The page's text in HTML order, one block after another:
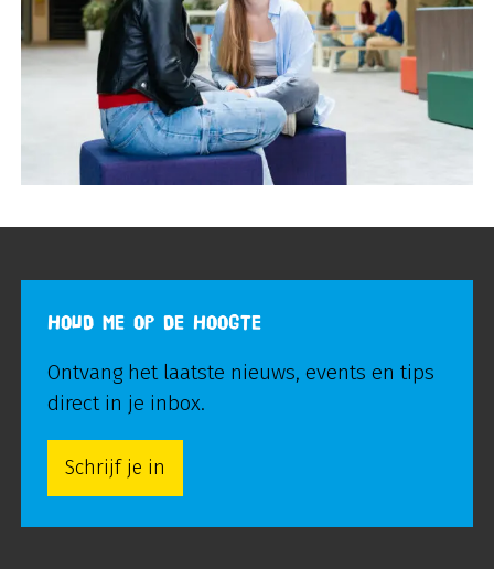
HOUD ME OP DE HOOGTE
Ontvang het laatste nieuws, events en tips
direct in je inbox.
Schrijf je in